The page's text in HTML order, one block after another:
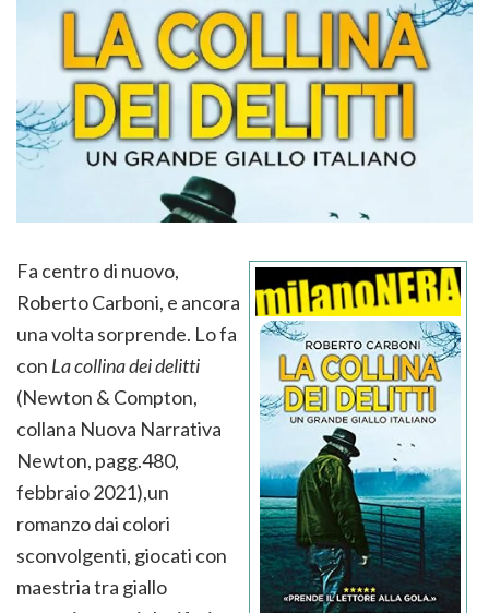
Fa centro di nuovo,
Roberto Carboni, e ancora
una volta sorprende. Lo fa
con La collina dei delitti
(Newton & Compton,
collana Nuova Narrativa
Newton, pagg.480,
febbraio 2021),un
romanzo dai colori
sconvolgenti, giocati con
maestria tra giallo